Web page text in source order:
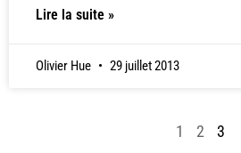
Lire la suite »
Olivier Hue 29 juillet 2013
1 2 3